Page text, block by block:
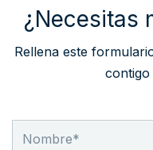
¿Necesitas
Rellena este
contigo